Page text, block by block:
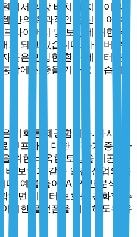
에서 임상 배치에 지연이 발
간의 효과적인 통신이 어려
라이버시 및 보안에 대한 우
가 되고 있습니다. 사이버 위
들은 민감한 환자 데이터를
합에 신중을 기하고 있습니
기회를 제공합니다. 아시아
인프라에 대한 투자가 증가하
위한 비옥한 토양을 제공하
버 보안과 같은 인접 산업의 융
. 예를 들어, AI 기반 분석과
하면 데이터 보호를 강화할 수
러한 플랫폼을 채택하도록 유